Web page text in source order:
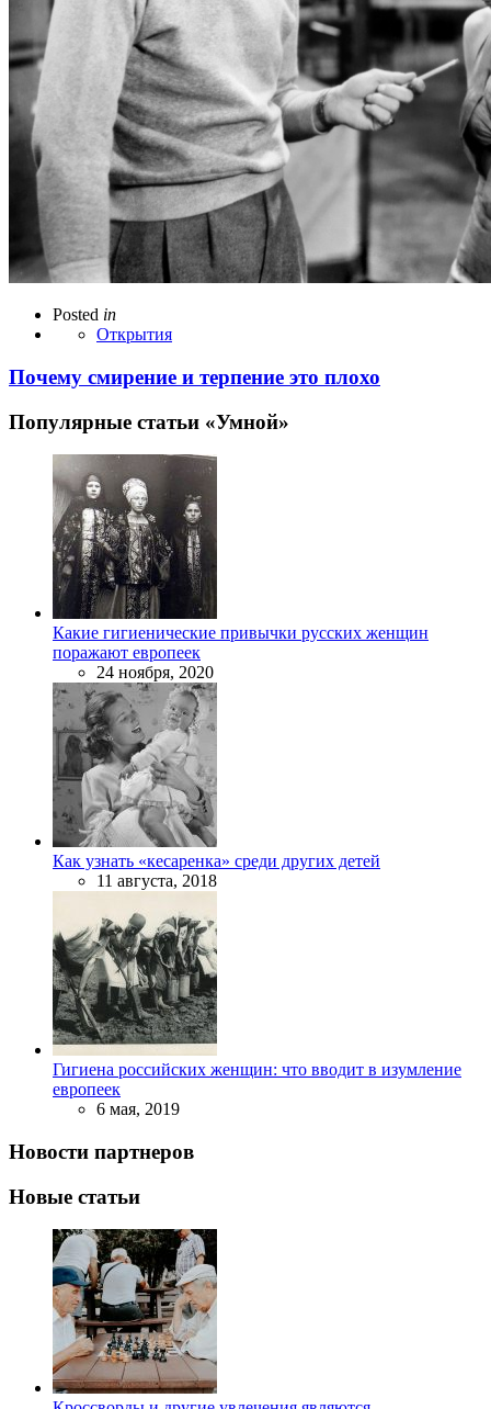
Posted in
Открытия
Почему смирение и терпение это плохо
Популярные статьи «Умной»
Какие гигиенические привычки русских женщин
поражают европеек
24 ноября, 2020
Как узнать «кесаренка» среди других детей
11 августа, 2018
Гигиена российских женщин: что вводит в изумление
европеек
6 мая, 2019
Новости партнеров
Новые статьи